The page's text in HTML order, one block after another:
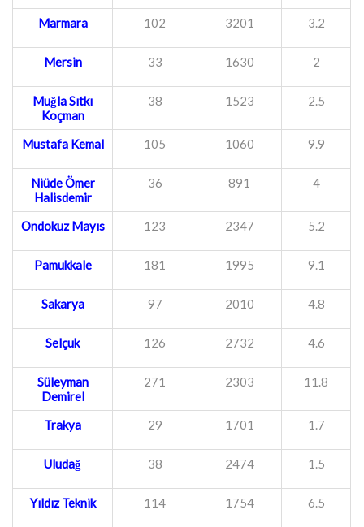
Marmara 102 3201 3.2
Mersin 33 1630 2
Muğla Sıtkı
Koçman
38 1523 2.5
Mustafa Kemal 105 1060 9.9
Niüde Ömer
Halisdemir
36 891 4
Ondokuz Mayıs 123 2347 5.2
Pamukkale 181 1995 9.1
Sakarya 97 2010 4.8
Selçuk 126 2732 4.6
Süleyman
Demirel
271 2303 11.8
Trakya 29 1701 1.7
Uludağ 38 2474 1.5
Yıldız Teknik 114 1754 6.5